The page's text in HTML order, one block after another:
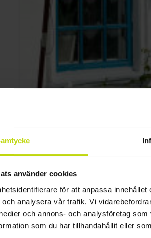
använder cookies
för att anpassa
analysera vår trafik. Vi
och annons- och analysföretag
som du har tillhandahållit eller